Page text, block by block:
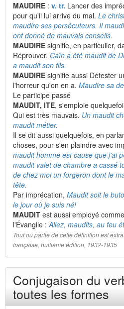
MAUDIRE : v. tr. Lancer des
pour qu'il lui arrive du mal. Le
maudire ses persécuteurs. Il
ont donné de mauvais conseils.
MAUDIRE signifie, en particulier,
Réprouver. Caïn a été maudit de
a maudit son fils.
MAUDIRE signifie aussi Détester
l'horreur qu'on en a. Maudire sa
Le participe passé
MAUDIT, ITE, s'emploie
Qui est très mauvais. Un maudit
maudit métier.
Il se dit aussi quelquefois, en
choses, pour s'en plaindre avec
maudit homme est cause que j'ai
maudit valet de chambre a cassé
de chez moi un forgeron dont le
tête.
Par imprécation, Maudit soit le
le jour où je suis né!
MAUDIT est aussi employé
l'Évangile :Allez, maudits, au feu
Tout ou partie de cette définition est
française, huitième édition, 1932-1935
Conjugaison du
toutes les formes